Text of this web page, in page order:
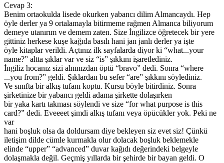
Cevap 3:
Benim ortaokulda lisede okurken yabancı dilim Almancaydı. Hep
öyle derler ya 9 ortalamayla bitirmeme rağmen Almanca biliyorum
demeye utanırım ve demem zaten. Size İngilizce öğretecek bir yere
gittiniz herkese kuşe kağıda basılı hani jan janlı derler ya işte
öyle kitaplar verildi. Açtınız ilk sayfalarda diyor ki “what...your
name?” altta şıklar var ve siz “is” şıkkını işaretlediniz.
İngiliz hocanız sizi alnınızdan öptü “bravo” dedi. Sonra “where
...you from?” geldi. Şıklardan bu sefer “are” şıkkını söylediniz.
Ve sınıfta bir alkış tufanı koptu. Kursu böyle bitirdiniz. Sonra
şirketinize bir yabancı geldi adama şirkette dolaşırken
bir yaka kartı takması söylendi ve size “for what purpose is this
card?” dedi. Eveeeet şimdi alkış tufanı veya öpücükler yok. Peki ne
var
hani boşluk olsa da doldursam diye bekleyen siz evet siz! Çünkü
iletişim dilde cümle kurmakla olur dolacak boşluk beklemekle
elinde “upper” “advanced” duvar kağıdı değerindeki belgeyle
dolaşmakla değil. Geçmiş yıllarda bir şehirde bir bayan geldi. O